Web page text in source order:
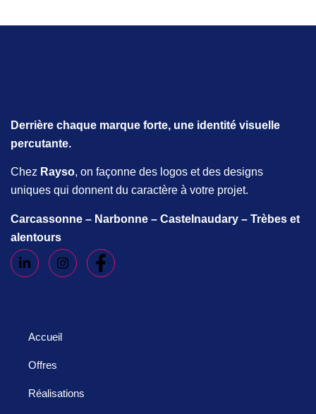
Derrière chaque marque forte, une identité visuelle
percutante.
Chez Rayso, on façonne des logos et des designs
uniques qui donnent du caractère à votre projet.
Carcassonne – Narbonne – Castelnaudary – Trèbes et
alentours
Accueil
Offres
Réalisations